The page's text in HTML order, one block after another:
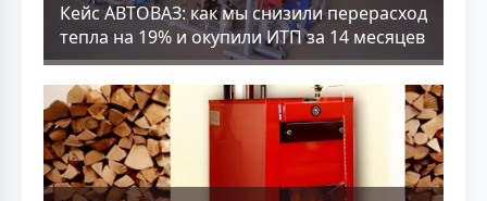
Кейс АВТОВАЗ: как мы снизили перерасход
тепла на 19% и окупили ИТП за 14 месяцев